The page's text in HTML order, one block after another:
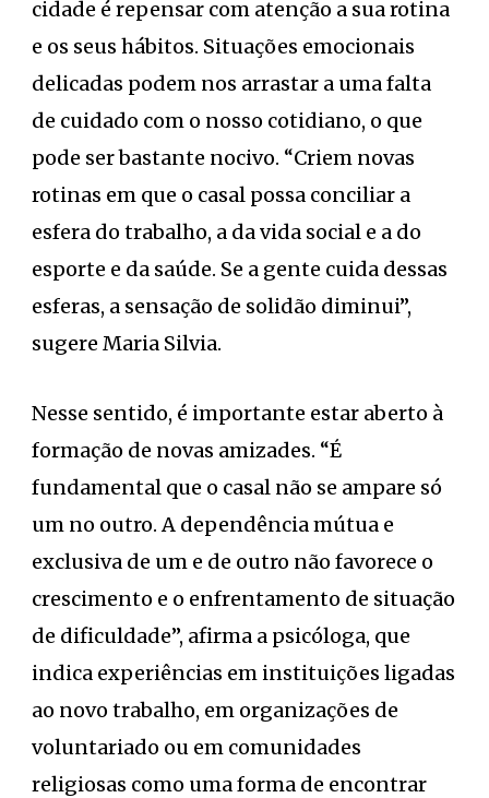
cidade é repensar com atenção a sua rotina
e os seus hábitos. Situações emocionais
delicadas podem nos arrastar a uma falta
de cuidado com o nosso cotidiano, o que
pode ser bastante nocivo. “Criem novas
rotinas em que o casal possa conciliar a
esfera do trabalho, a da vida social e a do
esporte e da saúde. Se a gente cuida dessas
esferas, a sensação de solidão diminui”,
sugere Maria Silvia.
Nesse sentido, é importante estar aberto à
formação de novas amizades. “É
fundamental que o casal não se ampare só
um no outro. A dependência mútua e
exclusiva de um e de outro não favorece o
crescimento e o enfrentamento de situação
de dificuldade”, afirma a psicóloga, que
indica experiências em instituições ligadas
ao novo trabalho, em organizações de
voluntariado ou em comunidades
religiosas como uma forma de encontrar